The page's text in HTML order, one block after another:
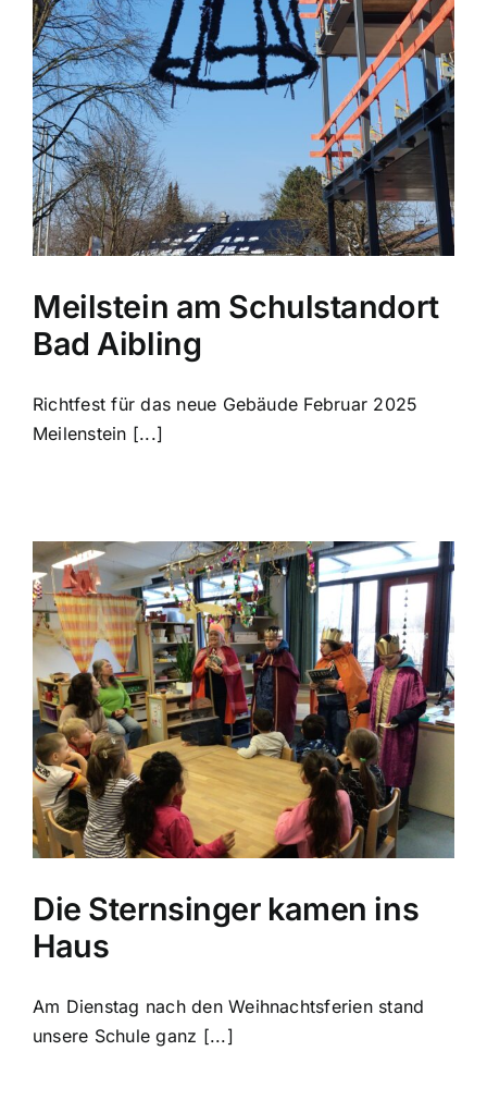
Meilstein am Schulstandort
Bad Aibling
Richtfest für das neue Gebäude Februar 2025
Meilenstein [...]
Die Sternsinger kamen ins
Haus
Am Dienstag nach den Weihnachtsferien stand
unsere Schule ganz [...]